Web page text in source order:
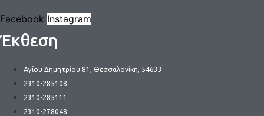
Facebook Instagram
Έκθεση
Αγίου Δημητρίου 81, Θεσσαλονίκη, 54633
2310-285108
2310-285111
2310-278048